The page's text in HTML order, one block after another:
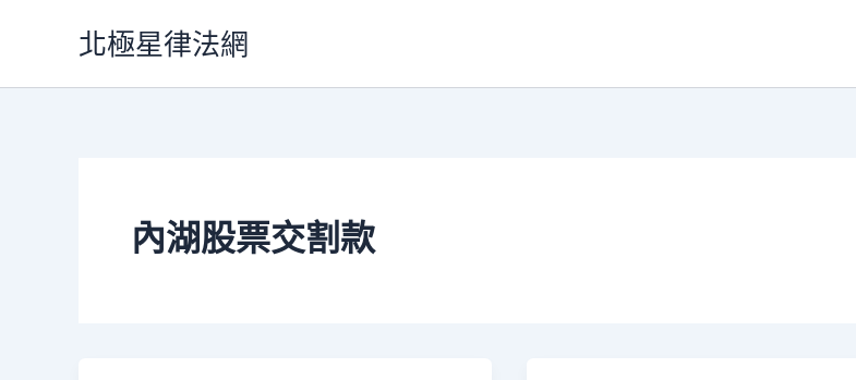
北極星律法網
內湖股票交割款